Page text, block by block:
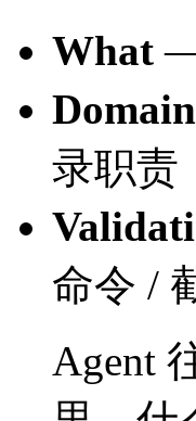
What
Domain
录职责
命令 /
Agent